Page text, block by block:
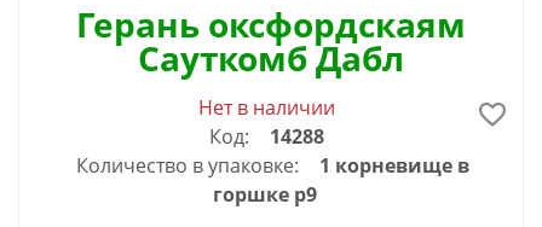
Герань оксфордскаям
Сауткомб Дабл
Нет в наличии
Код:
14288
Количество в упаковке:
1 корневище в
горшке р9